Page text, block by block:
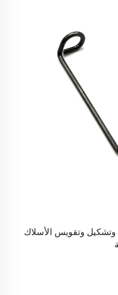
وتشكيل وتقويس الأسلاك